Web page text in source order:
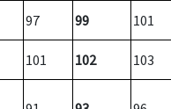
97 99 101
101 102 103